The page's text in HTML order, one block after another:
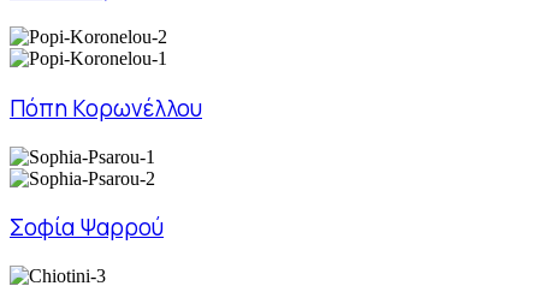
Πόπη Κορωνέλλου
Σοφία Ψαρρού